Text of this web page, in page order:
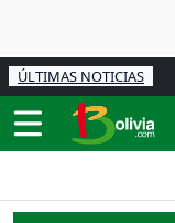
ÚLTIMAS NOTICIAS